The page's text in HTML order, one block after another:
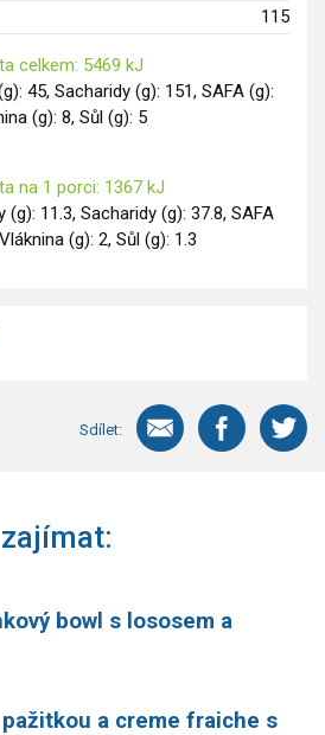
115
celkem: 5469 kJ
45, Sacharidy (g): 151, SAFA (g):
(g): 8, Sůl (g): 5
na 1 porci: 1367 kJ
(g): 11.3, Sacharidy (g): 37.8, SAFA
(g): 2, Sůl (g): 1.3
Sdílet:
bowl s lososem a
a creme fraiche s